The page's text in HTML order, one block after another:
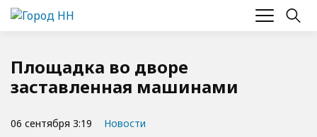
Площадка во дворе
заставленная машинами
06 сентября 3:19 Новости